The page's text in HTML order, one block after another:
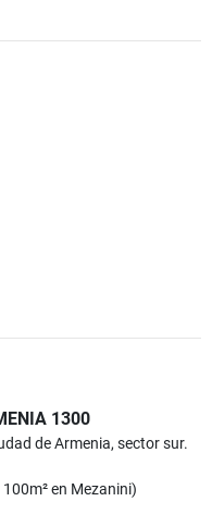
1300
de Armenia, sector sur.
en Mezanini)